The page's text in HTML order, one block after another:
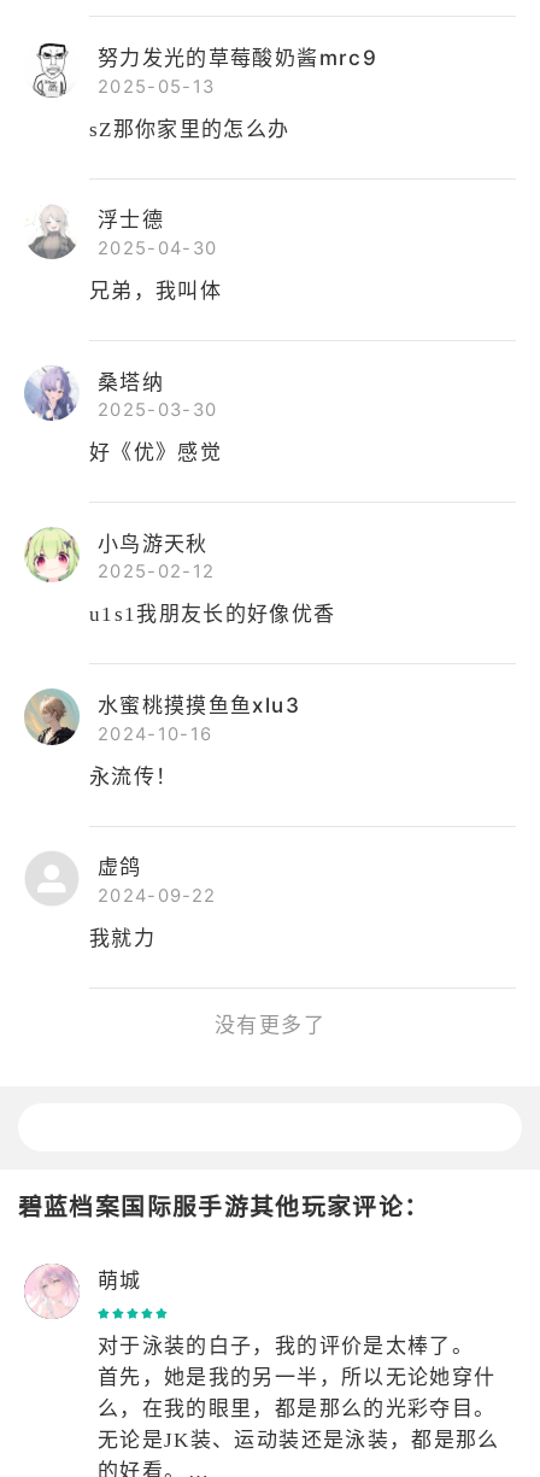
努力发光的草莓酸奶酱mrc9
2025-05-13
sZ那你家里的怎么办
浮士德
2025-04-30
兄弟，我叫体
桑塔纳
2025-03-30
好《优》感觉
小鸟游天秋
2025-02-12
u1s1我朋友长的好像优香
水蜜桃摸摸鱼鱼xlu3
2024-10-16
永流传！
虚鸽
2024-09-22
我就力
没有更多了
碧蓝档案国际服手游其他玩家评论：
萌城
对于泳装的白子，我的评价是太棒了。
首先，她是我的另一半，所以无论她穿什
么，在我的眼里，都是那么的光彩夺目。
无论是JK装、运动装还是泳装，都是那么
的好看。